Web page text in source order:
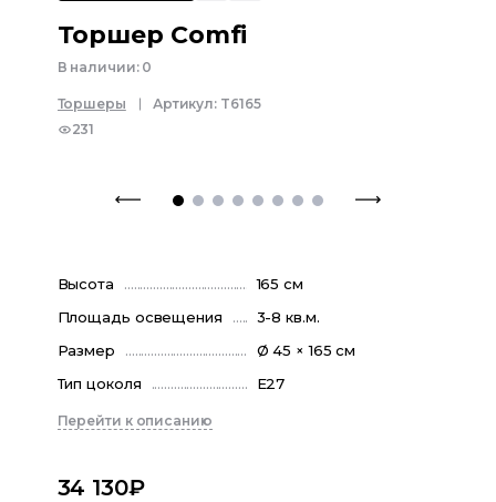
Торшер Comfi
В наличии: 0
Торшеры Артикул: T6165
231
Высота
165 см
Площадь освещения
3-8 кв.м.
Размер
Ø 45 × 165 см
Тип цоколя
E27
Перейти к описанию
34 130₽